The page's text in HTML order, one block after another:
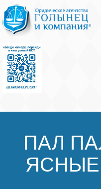
Услуги и наши
Оплата услуг
Задать вопрос
Отзывы
ПАЛ
ЯСНЫЕ